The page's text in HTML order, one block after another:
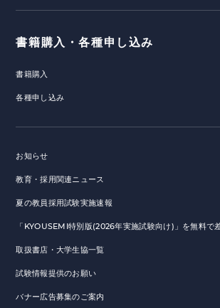
書籍購入・各種申し込み
書籍購入
各種申し込み
お知らせ
教育・採用関連ニュース
夏の教員採用試験実施速報
「KYOUSEMI特別版(2026年実施試験向け)」を無料で
取扱書店・大学生協一覧
試験情報提供のお願い
バナー広告募集のご案内